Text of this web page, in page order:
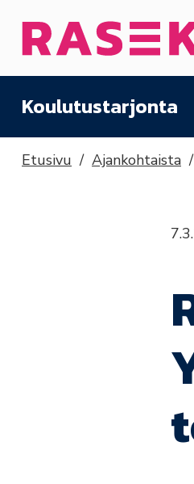
Etusivu
Koulutustarjonta
Etusivu Ajankohtaista